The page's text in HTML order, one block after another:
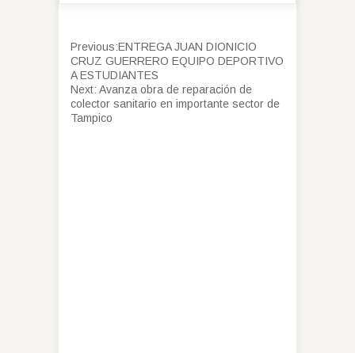
Previous:ENTREGA JUAN DIONICIO
CRUZ GUERRERO EQUIPO DEPORTIVO
A ESTUDIANTES
Next: Avanza obra de reparación de
colector sanitario en importante sector de
Tampico